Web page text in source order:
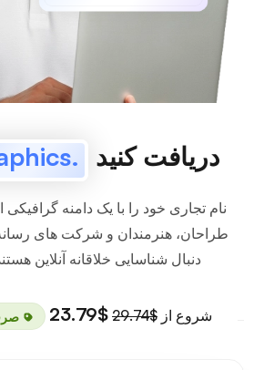
دریافت کنید .graphics
نام تجاری خود را با یک دامنه گرافیکی
طراحان، هنرمندان و شرکت های
دنبال شناسایی خلاقانه آنلاین
شروع از $29.74
$23.79